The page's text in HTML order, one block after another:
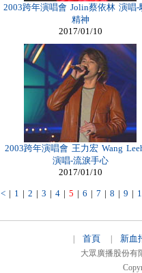
2003跨年演唱會 Jolin蔡依林 演唱-
精神
2017/01/10
2003跨年演唱會 王力宏 Wang
演唱-流淚手心
2017/01/10
<| 1 | 2 | 3 | 4| 5 | 6 | 7 | 8 | 9 |
首頁 新血
大眾廣播股份有